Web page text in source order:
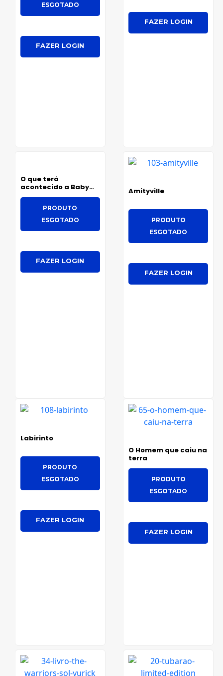
ESGOTADO
FAZER LOGIN
FAZER LOGIN
O que terá
acontecido a Baby
Jane? - Gothic
PRODUTO
ESGOTADO
FAZER LOGIN
Amityville
PRODUTO
ESGOTADO
FAZER LOGIN
Labirinto
PRODUTO
ESGOTADO
FAZER LOGIN
O Homem que caiu na
terra
PRODUTO
ESGOTADO
FAZER LOGIN